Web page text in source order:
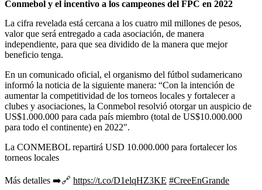
Conmebol y el incentivo a los campeones del FPC en 2022
La cifra revelada está cercana a los cuatro mil millones de pesos,
valor que será entregado a cada asociación, de manera
independiente, para que sea dividido de la manera que mejor
beneficio tenga.
En un comunicado oficial, el organismo del fútbol sudamericano
informó la noticia de la siguiente manera: “Con la intención de
aumentar la competitividad de los torneos locales y fortalecer a
clubes y asociaciones, la Conmebol resolvió otorgar un auspicio de
US$1.000.000 para cada país miembro (total de US$10.000.000
para todo el continente) en 2022″.
La CONMEBOL repartirá USD 10.000.000 para fortalecer los
torneos locales
Más detalles ➡️🔗 https://t.co/D1elqHZ3KE #CreeEnGrande